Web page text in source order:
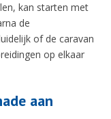
kan starten met
de
of de caravan
op elkaar
aan